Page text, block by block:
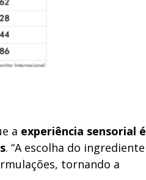
a experiência sensorial é
. “A escolha do ingrediente
tornando a